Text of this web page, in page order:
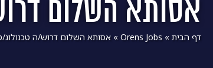
אסותא השלום
דף הבית »
Orens Jobs
» אסותא השלום דרוש/ה טכנולוג/